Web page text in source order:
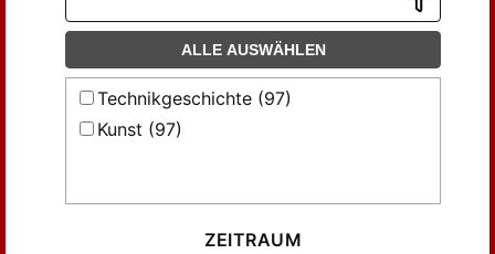
ALLE AUSWÄHLEN
Technikgeschichte (97)
Kunst (97)
ZEITRAUM